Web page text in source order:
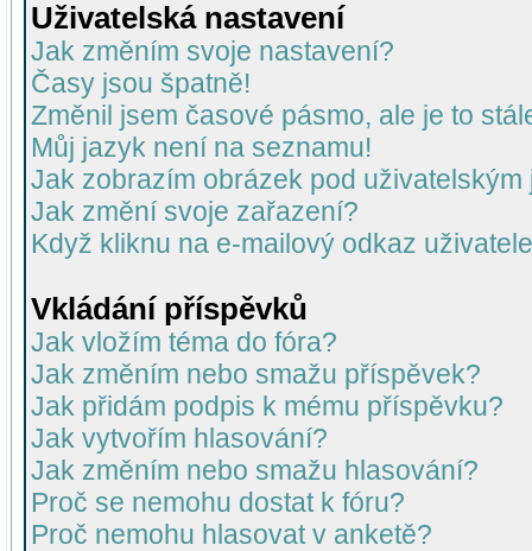
Uživatelská nastavení
Jak změním svoje nastavení?
Časy jsou špatně!
Změnil jsem časové pásmo, ale je to
Můj jazyk není na seznamu!
Jak zobrazím obrázek pod uživatelským
Jak změní svoje zařazení?
Když kliknu na e-mailový odkaz
Vkládání příspěvků
Jak vložím téma do fóra?
Jak změním nebo smažu příspěvek?
Jak přidám podpis k mému příspěvku?
Jak vytvořím hlasování?
Jak změním nebo smažu hlasování?
Proč se nemohu dostat k fóru?
Proč nemohu hlasovat v anketě?